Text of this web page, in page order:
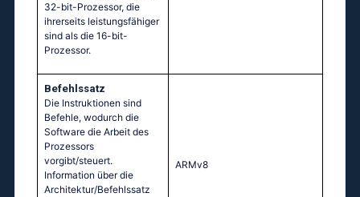
32-bit-Prozessor, die
ihrerseits leistungsfähiger
sind als die 16-bit-
Prozessor.
Befehlssatz
Die Instruktionen sind
Befehle, wodurch die
Software die Arbeit des
Prozessors
vorgibt/steuert.
Information über die
Architektur/Befehlssatz
ARMv8